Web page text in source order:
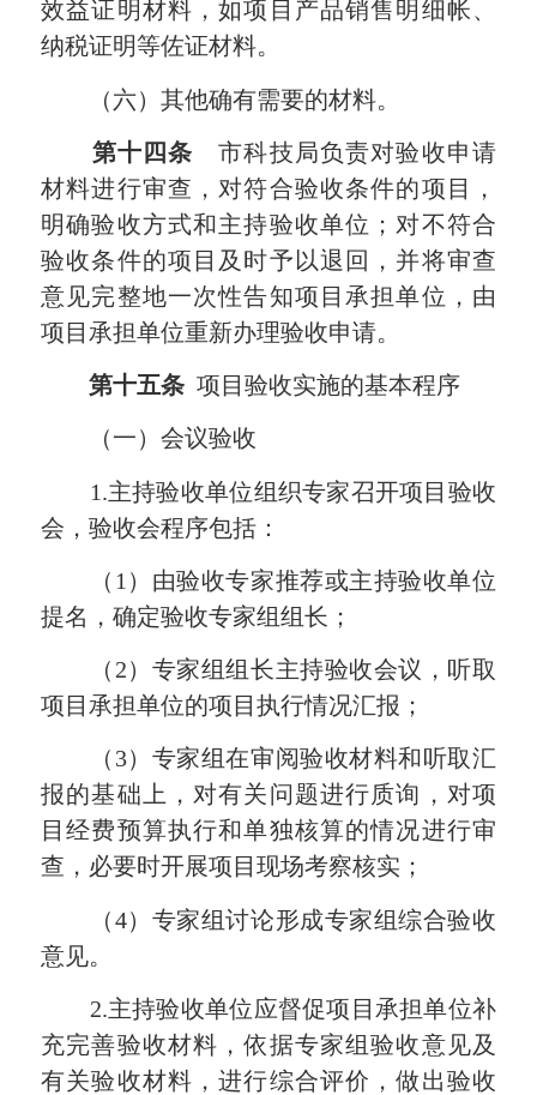
效益证明材料，如项目产品销售明细帐、
纳税证明等佐证材料。
（六）其他确有需要的材料。
第十四条 市科技局负责对验收申请
材料进行审查，对符合验收条件的项目，
明确验收方式和主持验收单位；对不符合
验收条件的项目及时予以退回，并将审查
意见完整地一次性告知项目承担单位，由
项目承担单位重新办理验收申请。
第十五条 项目验收实施的基本程序
（一）会议验收
1.主持验收单位组织专家召开项目验收
会，验收会程序包括：
（1）由验收专家推荐或主持验收单位
提名，确定验收专家组组长；
（2）专家组组长主持验收会议，听取
项目承担单位的项目执行情况汇报；
（3）专家组在审阅验收材料和听取汇
报的基础上，对有关问题进行质询，对项
目经费预算执行和单独核算的情况进行审
查，必要时开展项目现场考察核实；
（4）专家组讨论形成专家组综合验收
意见。
2.主持验收单位应督促项目承担单位补
充完善验收材料，依据专家组验收意见及
有关验收材料，进行综合评价，做出验收